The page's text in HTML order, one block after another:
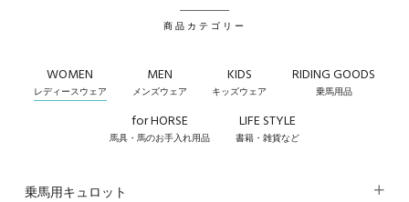
商品カテゴリー
WOMEN
レディースウェア
MEN
メンズウェア
KIDS
キッズウェア
RIDING GOODS
乗馬用品
for HORSE
馬具・馬のお手入れ用品
LIFE STYLE
書籍・雑貨など
乗馬用キュロット